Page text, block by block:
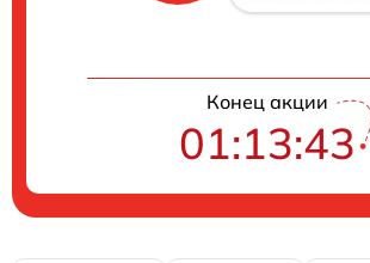
Конец акции
01:13:42